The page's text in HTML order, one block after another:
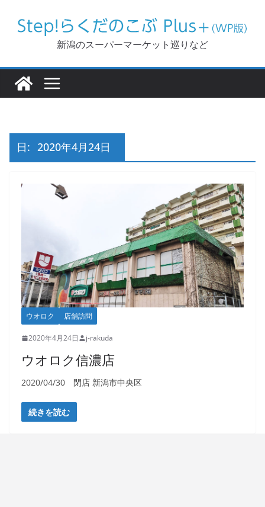
新潟のスーパーマーケット巡りなど
日: 2020年4月24日
ウオロク 店舗訪問
2020年4月24日 j-rakuda
ウオロク信濃店
2020/04/30 閉店 新潟市中央区
続きを読む